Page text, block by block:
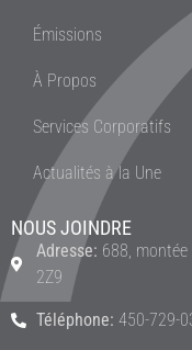
Émissions
À Propos
Services Corporatifs
Actualités à la Une
NOUS JOINDRE
Adresse: 688, montée
2Z9
Téléphone: 450-729-